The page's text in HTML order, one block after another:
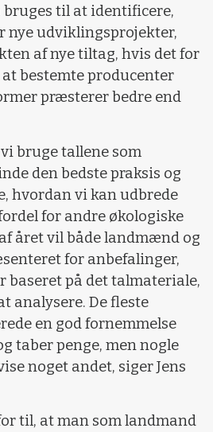
bruges til at identificere,
nye udviklingsprojekter,
af nye tiltag, hvis det for
at bestemte producenter
præsterer bedre end
bruge tallene som
den bedste praksis og
hvordan vi kan udbrede
for andre økologiske
året vil både landmænd og
for anbefalinger,
baseret på det talmateriale,
analysere. De fleste
en god fornemmelse
taber penge, men nogle
noget andet, siger Jens
til, at man som landmand